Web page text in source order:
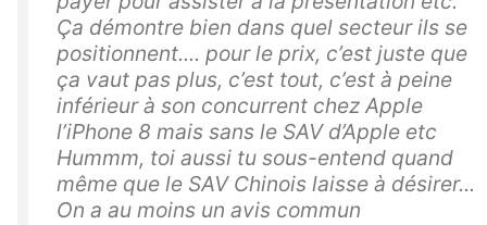
Ça démontre bien dans quel secteur ils se
positionnent.... pour le prix, c’est juste que
ça vaut pas plus, c’est tout, c’est à peine
inférieur à son concurrent chez Apple
l’iPhone 8 mais sans le SAV d’Apple etc
Hummm, toi aussi tu sous-entend quand
même que le SAV Chinois laisse à désirer...
On a au moins un avis commun